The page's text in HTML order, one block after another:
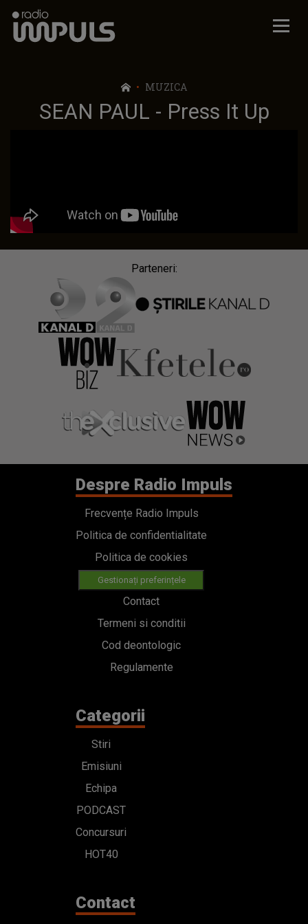
Radio Impuls
MUZICA
SEAN PAUL - Press It Up
Parteneri:
Despre Radio Impuls
Frecvențe Radio Impuls
Politica de confidentialitate
Politica de cookies
Gestionați preferințele
Contact
Termeni si conditii
Cod deontologic
Regulamente
Categorii
Stiri
Emisiuni
Echipa
PODCAST
Concursuri
HOT40
Contact